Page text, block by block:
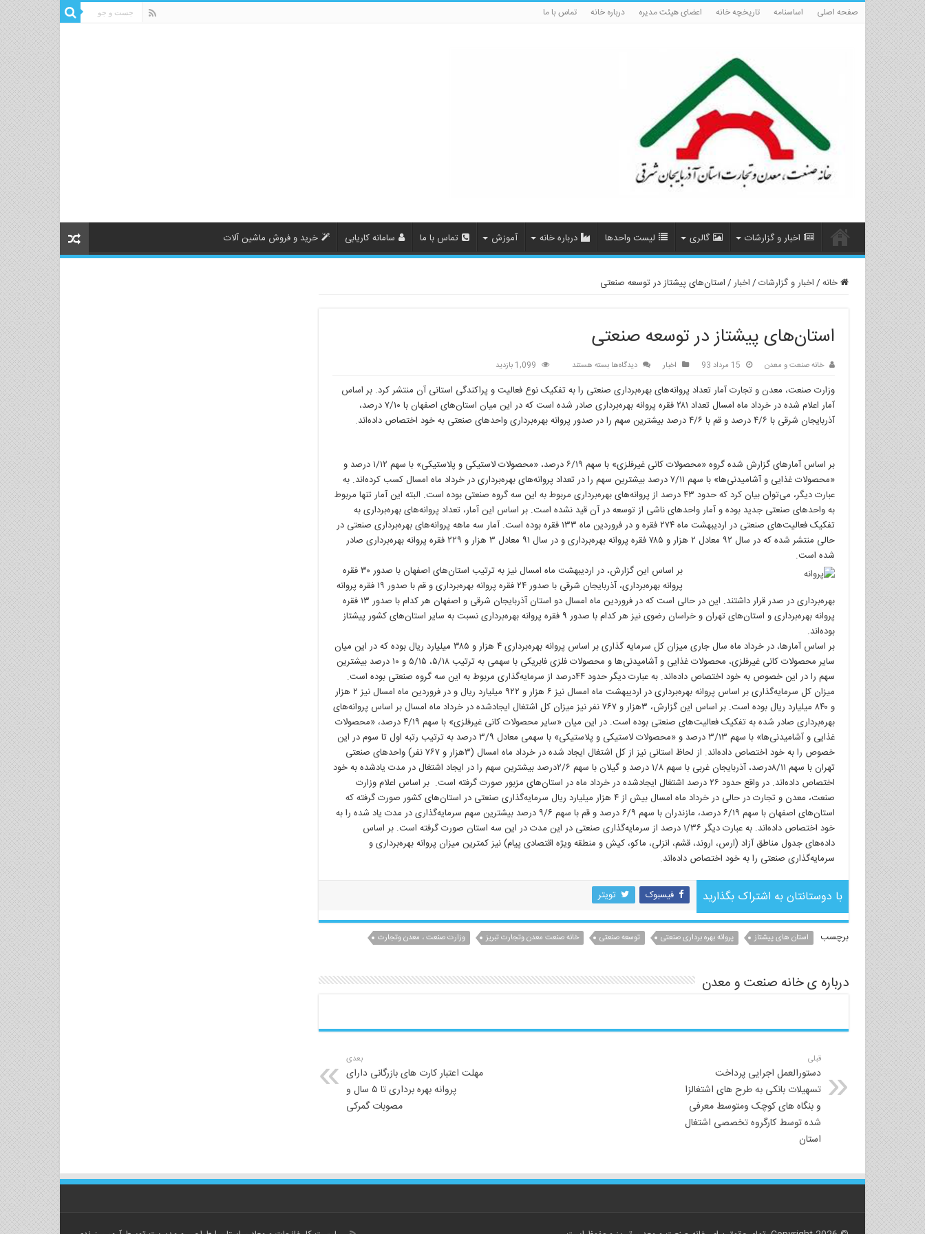
صفحه اصلی اساسنامه تاریخچه خانه اعضای هیئت مدیره درباره خانه تماس با ما
اخبار و گزارشات گالری لیست واحدها درباره خانه آموزش تماس با ما سامانه کاریابی خرید و فروش ماشین آلات
خانه/اخبار و گزارشات/اخبار/استان‌های پیشتاز در توسعه صنعتی
استان‌های پیشتاز در توسعه صنعتی
خانه صنعت و معدن 15 مرداد 93 اخبار دیدگاه‌ها برای
پیشتاز
در
توسعه
صنعتی
بسته هستند 1,099 بازدید
وزارت صنعت، معدن و تجارت آمار تعداد پروانه‌های بهره‌برداری صنعتی را به تفکیک نوع فعالیت و پراکندگی استانی آن منتشر کرد. بر اساس
آمار اعلام شده در خرداد ماه امسال تعداد ۲۸۱ فقره پروانه بهره‌برداری صادر شده است که در این میان استان‌های اصفهان با ۷/۱۰ درصد،
آذربایجان شرقی با ۴/۶ درصد و قم با ۴/۶ درصد بیشترین سهم را در صدور پروانه بهره‌برداری واحدهای صنعتی به خود اختصاص داده‌اند.
بر اساس آمارهای گزارش شده گروه «محصولات کانی غیرفلزی» با سهم ۶/۱۹ درصد، «محصولات لاستیکی و پلاستیکی» با سهم ۱/۱۲ درصد و
«محصولات غذایی و آشامیدنی‌ها» با سهم ۷/۱۱ درصد بیشترین سهم را در تعداد پروانه‌های بهره‌برداری در خرداد ماه امسال کسب کرده‌اند. به
عبارت دیگر، می‌توان بیان کرد که حدود ۴۳ درصد از پروانه‌های بهره‌برداری مربوط به این سه گروه صنعتی بوده است. البته این آمار تنها مربوط
به واحدهای صنعتی جدید بوده و آمار واحدهای ناشی از توسعه در آن قید نشده است. بر اساس این آمار، تعداد پروانه‌های بهره‌برداری به
تفکیک فعالیت‌های صنعتی در اردیبهشت ماه ۲۷۴ فقره و در فروردین ماه ۱۳۳ فقره بوده است. آمار سه ماهه پروانه‌های بهره‌برداری صنعتی در
حالی منتشر شده که در سال ۹۲ معادل ۲ هزار و ۷۸۵ فقره پروانه بهره‌برداری و در سال ۹۱ معادل ۳ هزار و ۲۲۹ فقره پروانه بهره‌برداری صادر
شده است.
بر اساس این گزارش، در اردیبهشت ماه امسال نیز به ترتیب استان‌های اصفهان با صدور ۳۰ فقره
پروانه بهره‌برداری، آذربایجان شرقی با صدور ۲۴ فقره پروانه بهره‌برداری و قم با صدور ۱۹ فقره پروانه
بهره‌برداری در صدر قرار داشتند. این در حالی است که در فروردین ماه امسال دو استان‌ آذربایجان شرقی و اصفهان هر کدام با صدور ۱۳ فقره
پروانه بهره‌برداری و استان‌های تهران و خراسان رضوی نیز هر کدام با صدور ۹ فقره پروانه بهره‌برداری نسبت به سایر استان‌های کشور پیشتاز
بوده‌اند.
بر اساس آمارها، در خرداد ماه سال جاری میزان کل سرمایه گذاری بر اساس پروانه بهره‌برداری ۴ هزار و ۳۸۵ میلیارد ریال بوده که در این میان
سایر محصولات کانی غیرفلزی، محصولات غذایی و آشامیدنی‌ها و محصولات فلزی فابریکی با سهمی به ترتیب ۵/۱۸، ۵/۱۵ و ۱۰ درصد بیشترین
سهم را در این خصوص به خود اختصاص داده‌اند. به عبارت دیگر حدود ۴۴درصد از سرمایه‌گذاری مربوط به این سه گروه صنعتی بوده است.
میزان کل سرمایه‌گذاری بر اساس پروانه بهره‌برداری در اردیبهشت ماه امسال نیز ۶ هزار و ۹۲۲ میلیارد ریال و در فروردین ماه امسال نیز ۲ هزار
و ۸۴۰ میلیارد ریال بوده است. بر اساس این گزارش، ۳هزار و ۷۶۷ نفر نیز میزان کل اشتغال ایجادشده در خرداد ماه امسال بر اساس پروانه‌های
بهره‌برداری صادر شده به تفکیک فعالیت‌های صنعتی بوده است. در این میان «سایر محصولات کانی غیرفلزی» با سهم ۴/۱۹ درصد، «محصولات
غذایی و آشامیدنی‌ها» با سهم ۳/۱۳ درصد و «محصولات لاستیکی و پلاستیکی» با سهمی معادل ۳/۹ درصد به ترتیب رتبه اول تا سوم در این
خصوص را به خود اختصاص داده‌اند. از لحاظ استانی نیز از کل اشتغال ایجاد شده در خرداد ماه امسال (۳هزار و ۷۶۷ نفر) واحدهای صنعتی
تهران با سهم ۸/۱۱درصد، آذربایجان غربی با سهم ۱/۸ درصد و گیلان با سهم ۲/۶درصد بیشترین سهم را در ایجاد اشتغال در مدت یاد‌شده به خود
اختصاص داده‌اند. در واقع حدود ۲۶ درصد اشتغال ایجاد‌شده در خرداد ماه در استان‌های مزبور صورت گرفته است. بر اساس اعلام وزارت
صنعت، معدن و تجارت در حالی در خرداد ماه امسال بیش از ۴ هزار میلیارد ریال سرمایه‌گذاری صنعتی در استان‌های کشور صورت گرفته که
استان‌های اصفهان با سهم ۶/۱۹ درصد، مازندران با سهم ۶/۹ درصد و قم با سهم ۹/۶ درصد بیشترین سهم سرمایه‌گذاری در مدت یاد شده را به
خود اختصاص داده‌اند. به عبارت دیگر ۱/۳۶ درصد از سرمایه‌گذاری صنعتی در این مدت در این سه استان صورت گرفته است. بر اساس
داده‌های جدول مناطق آزاد (ارس، اروند، قشم، انزلی، ماکو، کیش و منطقه ویژه اقتصادی پیام) نیز کمترین میزان پروانه بهره‌برداری و
سرمایه‌گذاری صنعتی را به خود اختصاص داده‌اند.
با دوستانتان به اشتراک بگذارید فیسبوک تویتر
برچسب استان های پیشتاز پروانه بهره برداری صنعتی توسعه صنعتی خانه صنعت معدن وتجارت تبریز وزارت صنعت ، معدن وتجارت
درباره ی خانه صنعت و معدن
قبلی
دستورالعمل اجرایی پرداخت
تسهیلات بانکی به طرح های اشتغالزا
و بنگاه های کوچک ومتوسط معرفی
شده توسط کارگروه تخصصی اشتغال
استان
بعدی
مهلت اعتبار کارت های بازرگانی دارای
پروانه بهره برداری تا ۵ سال و
مصوبات گمرکی